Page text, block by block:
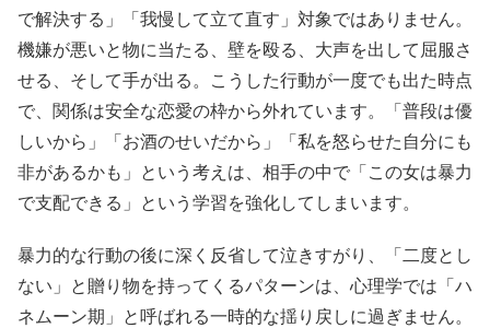
で解決する」「我慢して立て直す」対象ではありません。
機嫌が悪いと物に当たる、壁を殴る、大声を出して屈服さ
せる、そして手が出る。こうした行動が一度でも出た時点
で、関係は安全な恋愛の枠から外れています。「普段は優
しいから」「お酒のせいだから」「私を怒らせた自分にも
非があるかも」という考えは、相手の中で「この女は暴力
で支配できる」という学習を強化してしまいます。
暴力的な行動の後に深く反省して泣きすがり、「二度とし
ない」と贈り物を持ってくるパターンは、心理学では「ハ
ネムーン期」と呼ばれる一時的な揺り戻しに過ぎません。